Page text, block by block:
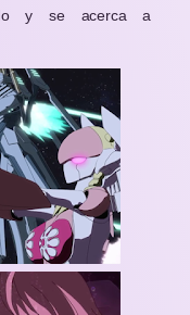
y se acerca a